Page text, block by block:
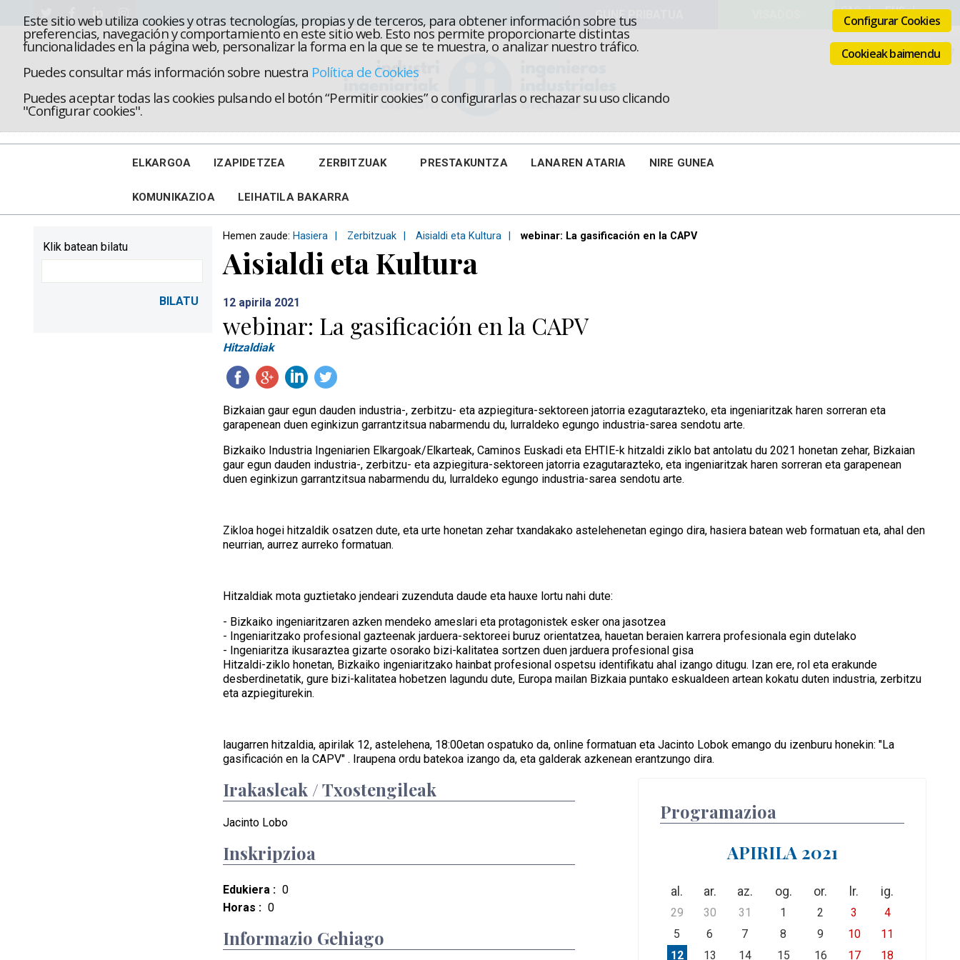
Este sitio web utiliza cookies y otras tecnologías, propias y de terceros, para obtener información sobre tus
preferencias, navegación y comportamiento en este sitio web. Esto nos permite proporcionarte distintas
funcionalidades en la página web, personalizar la forma en la que se te muestra, o analizar nuestro tráfico.
Puedes consultar más información sobre nuestra Política de Cookies
Puedes aceptar todas las cookies pulsando el botón “Permitir cookies” o configurarlas o rechazar su uso clicando
"Configurar cookies".
Configurar Cookies
Cookieak baimendu
ELKARGOA IZAPIDETZEA ZERBITZUAK PRESTAKUNTZA LANAREN ATARIA NIRE GUNEA
KOMUNIKAZIOA LEIHATILA BAKARRA
Hemen zaude: Hasiera Zerbitzuak Aisialdi eta Kultura webinar: La gasificación en la CAPV
Aisialdi eta Kultura
12 apirila 2021
webinar: La gasificación en la CAPV
Hitzaldiak
Bizkaian gaur egun dauden industria-, zerbitzu- eta azpiegitura-sektoreen jatorria ezagutarazteko, eta ingeniaritzak haren sorreran eta
garapenean duen eginkizun garrantzitsua nabarmendu du, lurraldeko egungo industria-sarea sendotu arte.
Bizkaiko Industria Ingeniarien Elkargoak/Elkarteak, Caminos Euskadi eta EHTIE-k hitzaldi ziklo bat antolatu du 2021 honetan zehar, Bizkaian
gaur egun dauden industria-, zerbitzu- eta azpiegitura-sektoreen jatorria ezagutarazteko, eta ingeniaritzak haren sorreran eta garapenean
duen eginkizun garrantzitsua nabarmendu du, lurraldeko egungo industria-sarea sendotu arte.
Zikloa hogei hitzaldik osatzen dute, eta urte honetan zehar txandakako astelehenetan egingo dira, hasiera batean web formatuan eta, ahal den
neurrian, aurrez aurreko formatuan.
Hitzaldiak mota guztietako jendeari zuzenduta daude eta hauxe lortu nahi dute:
- Bizkaiko ingeniaritzaren azken mendeko ameslari eta protagonistek esker ona jasotzea
- Ingeniaritzako profesional gazteenak jarduera-sektoreei buruz orientatzea, hauetan beraien karrera profesionala egin dutelako
- Ingeniaritza ikusaraztea gizarte osorako bizi-kalitatea sortzen duen jarduera profesional gisa
Hitzaldi-ziklo honetan, Bizkaiko ingeniaritzako hainbat profesional ospetsu identifikatu ahal izango ditugu. Izan ere, rol eta erakunde
desberdinetatik, gure bizi-kalitatea hobetzen lagundu dute, Europa mailan Bizkaia puntako eskualdeen artean kokatu duten industria, zerbitzu
eta azpiegiturekin.
laugarren hitzaldia, apirilak 12, astelehena, 18:00etan ospatuko da, online formatuan eta Jacinto Lobok emango du izenburu honekin: "La
gasificación en la CAPV" . Iraupena ordu batekoa izango da, eta galderak azkenean erantzungo dira.
Irakasleak / Txostengileak
Jacinto Lobo
Programazioa
APIRILA 2021
al. ar. az. og. or. lr. ig.
29 30 31 1 2 3
4
5
6 7 8 9 10
11
12
13 14 15 16 17 18
Inskripzioa
Edukiera : 0
Horas : 0
Informazio Gehiago
Klik batean bilatu